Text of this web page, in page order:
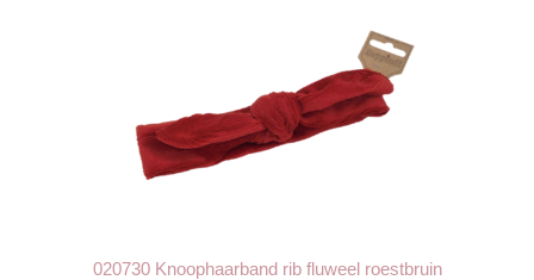
020730 Knoophaarband rib fluweel roestbruin